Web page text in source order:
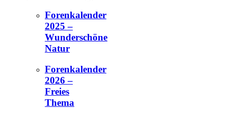
Forenkalender
2025 –
Wunderschöne
Natur
Forenkalender
2026 –
Freies
Thema